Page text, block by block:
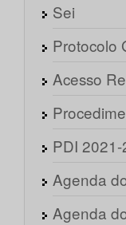
Sei
Protocolo
Acesso
PDI
Agenda
Agenda